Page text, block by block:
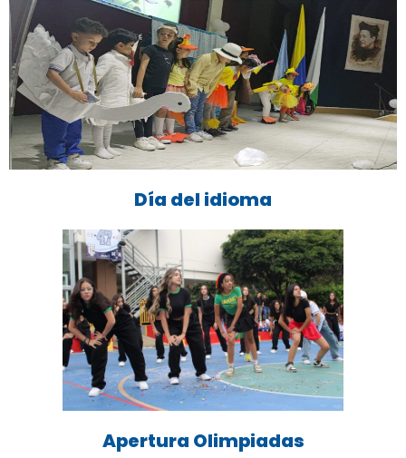
Día del idioma
Apertura Olimpiadas